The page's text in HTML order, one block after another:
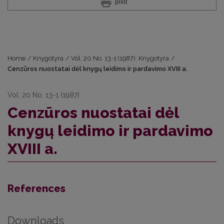
print
Home / Knygotyra / Vol. 20 No. 13-1 (1987): Knygotyra /
Cenzūros nuostatai dėl knygų leidimo ir pardavimo XVIII a.
Vol. 20 No. 13-1 (1987)
Cenzūros nuostatai dėl
knygų leidimo ir pardavimo
XVIII a.
References
Downloads